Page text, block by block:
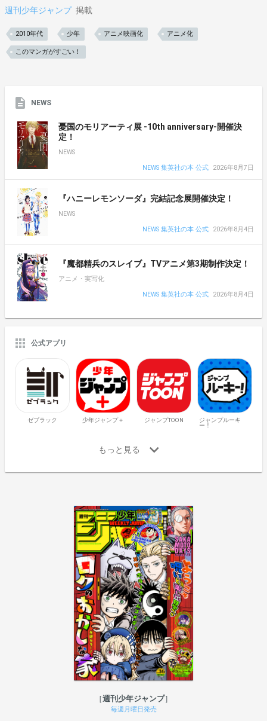
週刊少年ジャンプ 掲載
2010年代 少年 アニメ映画化 アニメ化
このマンガがすごい！
NEWS
憂国のモリアーティ展 -10th anniversary-開催決
定！
NEWS
NEWS 集英社の本 公式
2026年8月7日
『ハニーレモンソーダ』完結記念展開催決定！
NEWS
NEWS 集英社の本 公式
2026年8月4日
『魔都精兵のスレイブ』TVアニメ第3期制作決定！
アニメ・実写化
NEWS 集英社の本 公式
2026年8月4日
公式アプリ
ゼブラック 少年ジャンプ＋ ジャンプTOON
ジャンプルーキ
ー！
週刊少年ジャンプ
毎週月曜日発売